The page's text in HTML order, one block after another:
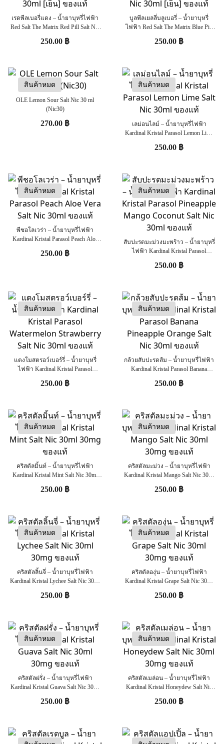
เรดพีลเบอรี่แดง – น้ำยาบุหรี่ไฟฟ้า
Red Salt The Matrix Red Pill Salt Nic
250.00 ฿
บูลพีลเยลลี่บลูเบอรี่ – น้ำยาบุหรี่
ไฟฟ้า Red Salt The Matrix Blue Pill
250.00 ฿
สินค้าหมด
OLE Lemon Sour Salt Nic 30 ml
(Nic30)
270.00 ฿
สินค้าหมด
เลม่อนไลม์ – น้ำยาบุหรี่ไฟฟ้า
Kardinal Kristal Parasol Lemon Lime
250.00 ฿
สินค้าหมด
พีชอโลเวร่า – น้ำยาบุหรี่ไฟฟ้า
Kardinal Kristal Parasol Peach Aloe
250.00 ฿
สินค้าหมด
สับปะรดมะม่วงมะพร้าว – น้ำยาบุหรี่
ไฟฟ้า Kardinal Kristal Parasol
30ml ของแท้
250.00 ฿
สินค้าหมด
แตงโมสตรอว์เบอร์รี่ – น้ำยาบุหรี่
ไฟฟ้า Kardinal Kristal Parasol
ของแท้
250.00 ฿
สินค้าหมด
กล้วยสับปะรดส้ม – น้ำยาบุหรี่ไฟฟ้า
Kardinal Kristal Parasol Banana
แท้
250.00 ฿
สินค้าหมด
คริสตัลมิ้นท์ – น้ำยาบุหรี่ไฟฟ้า
Kardinal Kristal Mint Salt Nic 30ml
250.00 ฿
สินค้าหมด
คริสตัลมะม่วง – น้ำยาบุหรี่ไฟฟ้า
Kardinal Kristal Mango Salt Nic 30ml
250.00 ฿
สินค้าหมด
คริสตัลลิ้นจี่ – น้ำยาบุหรี่ไฟฟ้า
Kardinal Kristal Lychee Salt Nic 30ml
250.00 ฿
สินค้าหมด
คริสตัลองุ่น – น้ำยาบุหรี่ไฟฟ้า
Kardinal Kristal Grape Salt Nic 30ml
250.00 ฿
สินค้าหมด
คริสตัลฝรั่ง – น้ำยาบุหรี่ไฟฟ้า
Kardinal Kristal Guava Salt Nic 30ml
250.00 ฿
สินค้าหมด
คริสตัลเมล่อน – น้ำยาบุหรี่ไฟฟ้า
Kardinal Kristal Honeydew Salt Nic
250.00 ฿